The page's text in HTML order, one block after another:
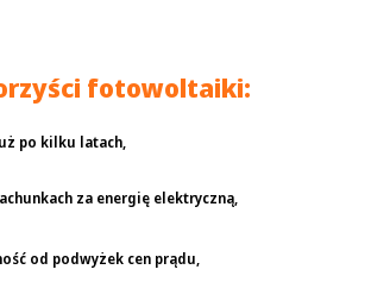
fotowoltaiki:
po kilku latach,
za energię elektryczną,
od podwyżek cen prądu,